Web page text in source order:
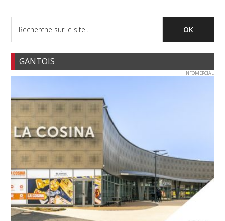
GANTOIS
INFOMERCIAL